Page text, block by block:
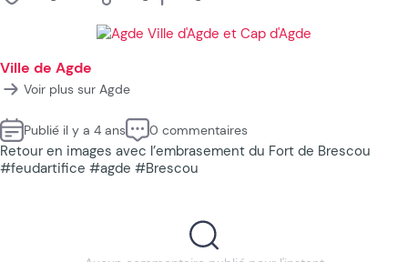
Ville de Agde
Voir plus sur Agde
Publié il y a 4 ans 0 commentaires
Retour en images avec l’embrasement du Fort de Brescou
#feudartifice #agde #Brescou